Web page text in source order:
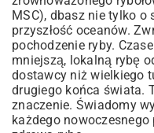
MSC), dbasz nie tylko o
przyszłość oceanów.
pochodzenie ryby.
mniejszą, lokalną rybę
dostawcy niż wielkiego
drugiego końca świata.
znaczenie. Świadomy
każdego nowoczesnego